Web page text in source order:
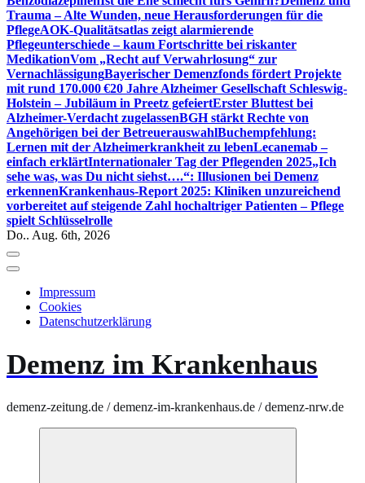
Trauma – Alte Wunden, neue Herausforderungen für die
PflegeAOK-Qualitätsatlas zeigt alarmierende
Pflegeunterschiede – kaum Fortschritte bei riskanter
MedikationVom „Recht auf Verwahrlosung“ zur
VernachlässigungBayerischer Demenzfonds fördert Projekte
mit rund 170.000 €20 Jahre Alzheimer Gesellschaft Schleswig-
Holstein – Jubiläum in Preetz gefeiertErster Bluttest bei
Alzheimer-Verdacht zugelassenBGH stärkt Rechte von
Angehörigen bei der BetreuerauswahlBuchempfehlung:
Lernen mit der Alzheimerkrankheit zu lebenLecanemab –
einfach erklärtInternationaler Tag der Pflegenden 2025„Ich
sehe was, was Du nicht siehst….“: Illusionen bei Demenz
erkennenKrankenhaus-Report 2025: Kliniken unzureichend
vorbereitet auf steigende Zahl hochaltriger Patienten – Pflege
spielt Schlüsselrolle
Do.. Aug. 6th, 2026
Impressum
Cookies
Datenschutzerklärung
Demenz im Krankenhaus
demenz-zeitung.de / demenz-im-krankenhaus.de / demenz-nrw.de